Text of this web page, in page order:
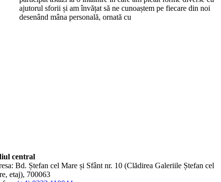
ajutorul sforii și am învățat să ne cunoaștem pe fiecare din noi
desenând mâna personală, ornată cu
central
Bd. Ștefan cel Mare și Sfânt nr. 10 (Clădirea Galeriile Ștefan cel
etaj), 700063